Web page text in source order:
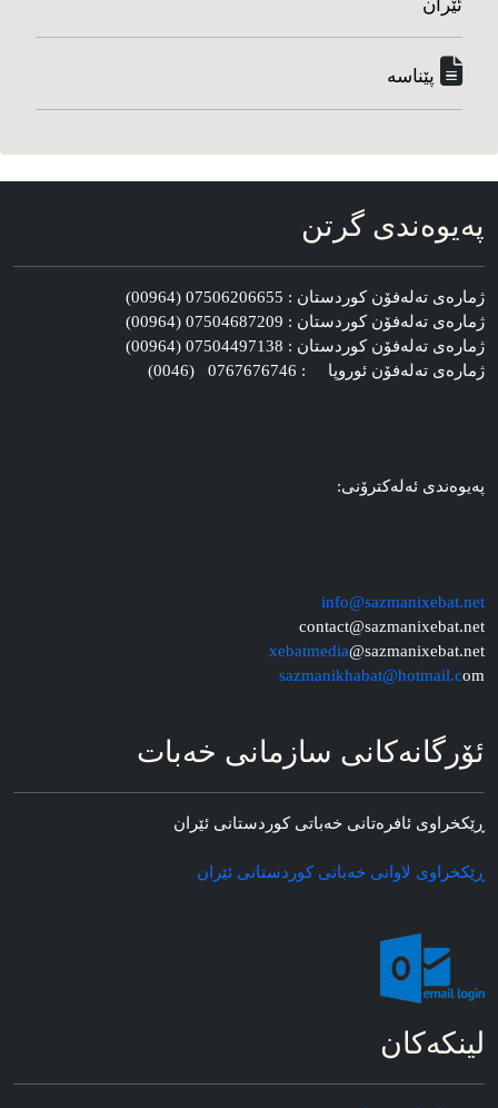
ئێران
پێناسه‌
په‌یوه‌ندی گرتن
ژماره‌ی ته‌له‌فۆن کوردستان : 07506206655 (00964)
ژماره‌ی ته‌له‌فۆن کوردستان : 07504687209 (00964)
ژماره‌ی ته‌له‌فۆن کوردستان : 07504497138 (00964)
ژماره‌ی ته‌له‌فۆن ئوروپا : 0767676746 (0046)
په‌یوه‌ندی ئه‌له‌کترۆنی:
info@sazmanixebat.net
contact@sazmanixebat.net
xebatmedia@sazmanixebat.net
sazmanikhabat@hotmail.com
ئۆرگانه‌کانی سازمانی خه‌بات
ڕێکخراوی ئافره‌تانی خه‌باتی کوردستانی ئێران
ڕێکخراوی لاوانی خه‌باتی کوردستانی ئێران
لینکه‌کان